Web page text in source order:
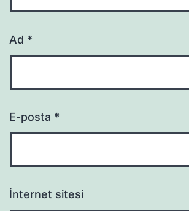
Ad *
E-posta *
İnternet sitesi